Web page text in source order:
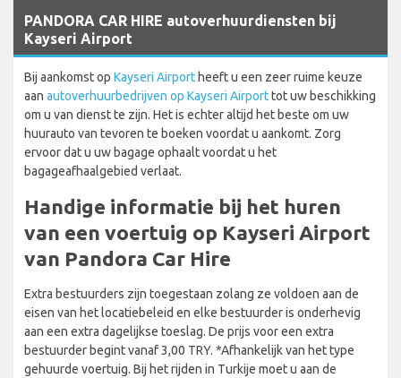
PANDORA CAR HIRE autoverhuurdiensten bij
Kayseri Airport
Bij aankomst op Kayseri Airportheeft u een zeer ruime keuze
aan autoverhuurbedrijven op Kayseri Airporttot uw beschikking
om u van dienst te zijn. Het is echter altijd het beste om uw
huurauto van tevoren te boeken voordat u aankomt. Zorg
ervoor dat u uw bagage ophaalt voordat u het
bagageafhaalgebied verlaat.
Handige informatie bij het huren
van een voertuig op Kayseri Airport
van Pandora Car Hire
Extra bestuurders zijn toegestaan zolang ze voldoen aan de
eisen van het locatiebeleid en elke bestuurder is onderhevig
aan een extra dagelijkse toeslag. De prijs voor een extra
bestuurder begint vanaf 3,00 TRY. *Afhankelijk van het type
gehuurde voertuig. Bij het rijden in Turkije moet u aan de